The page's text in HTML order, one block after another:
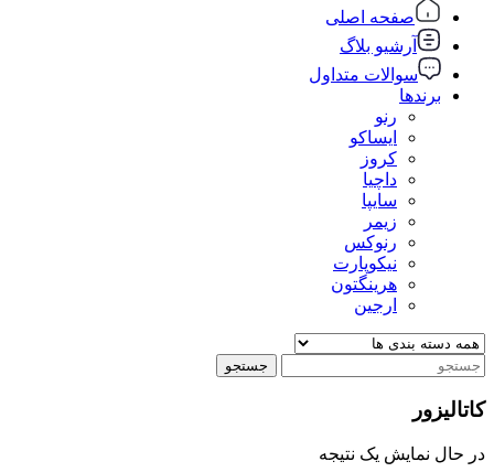
صفحه اصلی
آرشیو بلاگ
سوالات متداول
برندها
رنو
ایساکو
کروز
داچیا
سایپا
زیمر
رنوکس
نیکوپارت
هرینگتون
ارجین
جستجو
کاتالیزور
در حال نمایش یک نتیجه